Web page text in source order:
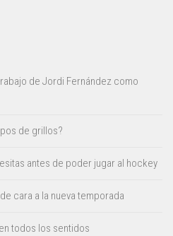
de Jordi Fernández como
de grillos?
antes de poder jugar al hockey
cara a la nueva temporada
todos los sentidos